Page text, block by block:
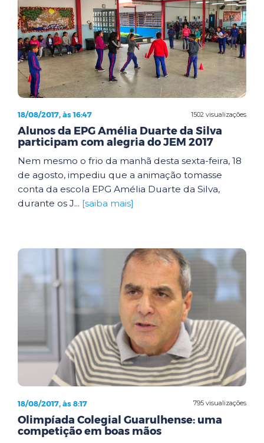
1502 visualizações
18/08/2017, às 16:47
Alunos da EPG Amélia Duarte da Silva
participam com alegria do JEM 2017
Nem mesmo o frio da manhã desta sexta-feira, 18
de agosto, impediu que a animação tomasse
conta da escola EPG Amélia Duarte da Silva,
durante os J... [saiba mais]
795 visualizações
18/08/2017, às 8:17
Olimpíada Colegial Guarulhense: uma
competição em boas mãos